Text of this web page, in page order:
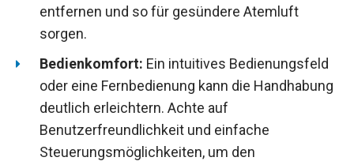
entfernen und so für gesündere Atemluft
sorgen.
Bedienkomfort: Ein intuitives Bedienungsfeld
oder eine Fernbedienung kann die Handhabung
deutlich erleichtern. Achte auf
Benutzerfreundlichkeit und einfache
Steuerungsmöglichkeiten, um den